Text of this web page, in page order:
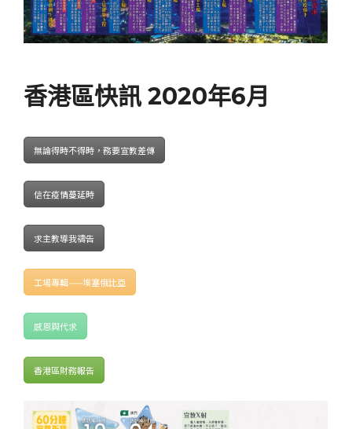
香港區快訊 2020年6月
無論得時不得時，務要宣教差傳
信在疫情蔓延時
求主教導我禱告
工場專輯——埃塞俄比亞
感恩與代求
香港區財務報告